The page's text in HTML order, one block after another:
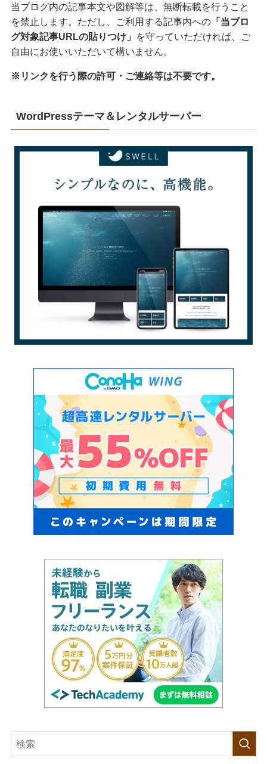
当ブログ内の記事本文や図解等は、無断転載を行うこと
を禁止します。ただし、ご利用する記事内への「当ブロ
グ対象記事URLの貼りつけ」
を守っていただければ、ご
自由にお使いいただいて構いません。
※リンクを行う際の許可・ご連絡等は不要です。
WordPressテーマ＆レンタルサーバー